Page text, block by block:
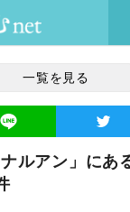
一覧を見る
ルアン」にあ